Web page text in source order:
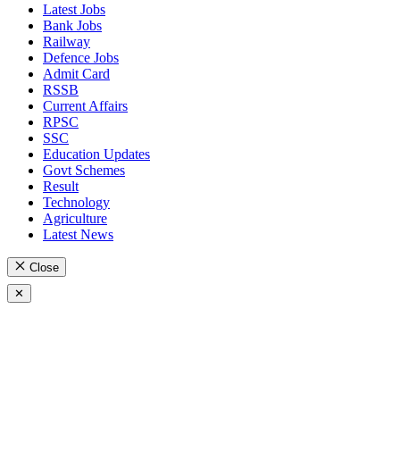
Latest Jobs
Bank Jobs
Railway
Defence Jobs
Admit Card
RSSB
Current Affairs
RPSC
SSC
Education Updates
Govt Schemes
Result
Technology
Agriculture
Latest News
Close
✕